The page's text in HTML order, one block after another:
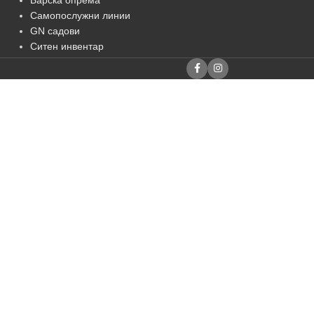
Самопослужни линии
GN садови
Ситен инвентар